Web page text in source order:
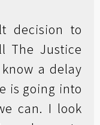
decision to
The Justice
a delay
is going into
can. I look